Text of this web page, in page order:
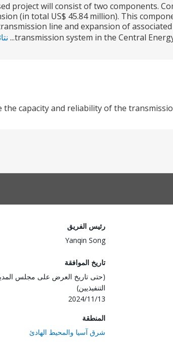
project will consist of two components.
(in total US$ 45.84 million). This
line and expansion of
transmission system in the Central
the capacity and reliability of the
رئيس الفريق
Yanqin Song
تاريخ الموافقة
(حتى تاريخ العرض على مجلس
التنفيذيين)
2024/11/13
المنطقة
شرق آسيا والمحيط الهادئ